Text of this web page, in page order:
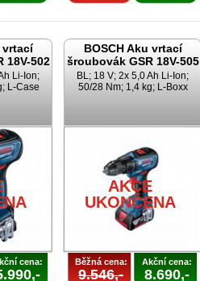
vrtací
18V-502
Li-Ion;
L-Case
cena:
BOSCH Aku vrtací
šroubovák GSR 18V-505
BL; 18 V; 2x 5,0 Ah Li-Ion;
50/28 Nm; 1,4 kg; L-Boxx
AKCE
UKONČENA
Běžná cena:
9.546,-
Akční cena:
8.690,-